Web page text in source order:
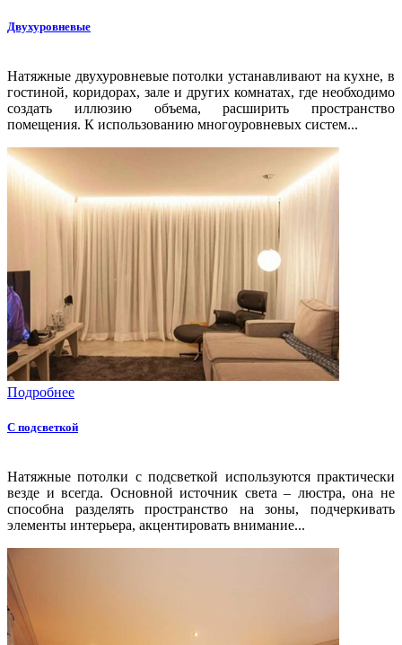
Двухуровневые
Натяжные двухуровневые потолки устанавливают на кухне, в
гостиной, коридорах, зале и других комнатах, где необходимо
создать иллюзию объема, расширить пространство
помещения. К использованию многоуровневых систем...
Подробнее
С подсветкой
Натяжные потолки с подсветкой используются практически
везде и всегда. Основной источник света – люстра, она не
способна разделять пространство на зоны, подчеркивать
элементы интерьера, акцентировать внимание...